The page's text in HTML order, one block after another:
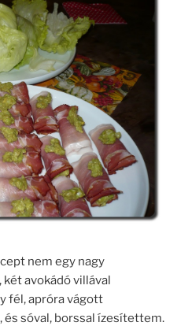
nem egy nagy
avokádó villával
fél, apróra vágott
sóval, borssal ízesítettem.